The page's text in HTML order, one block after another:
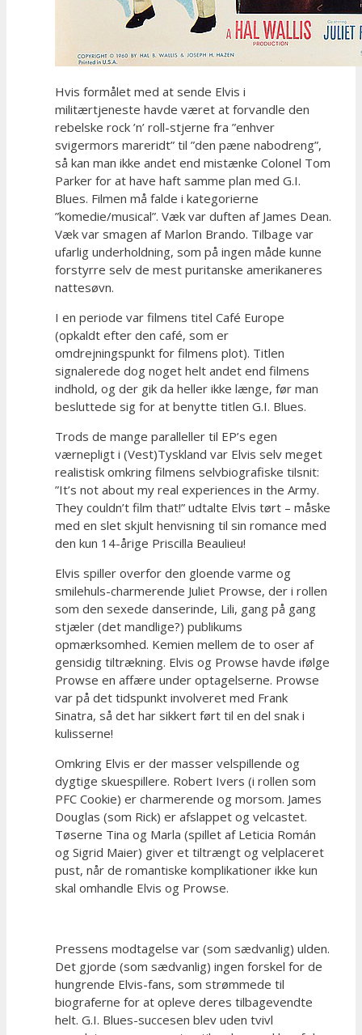
Hvis formålet med at sende Elvis i
militærtjeneste havde været at forvandle den
rebelske rock ’n’ roll-stjerne fra ”enhver
svigermors mareridt” til ”den pæne nabodreng”,
så kan man ikke andet end mistænke Colonel Tom
Parker for at have haft samme plan med G.I.
Blues. Filmen må falde i kategorierne
”komedie/musical”. Væk var duften af James Dean.
Væk var smagen af Marlon Brando. Tilbage var
ufarlig underholdning, som på ingen måde kunne
forstyrre selv de mest puritanske amerikaneres
nattesøvn.
I en periode var filmens titel Café Europe
(opkaldt efter den café, som er
omdrejningspunkt for filmens plot). Titlen
signalerede dog noget helt andet end filmens
indhold, og der gik da heller ikke længe, før man
besluttede sig for at benytte titlen G.I. Blues.
Trods de mange paralleller til EP’s egen
værnepligt i (Vest)Tyskland var Elvis selv meget
realistisk omkring filmens selvbiografiske tilsnit:
”It’s not about my real experiences in the Army.
They couldn’t film that!” udtalte Elvis tørt – måske
med en slet skjult henvisning til sin romance med
den kun 14-årige Priscilla Beaulieu!
Elvis spiller overfor den gloende varme og
smilehuls-charmerende Juliet Prowse, der i rollen
som den sexede danserinde, Lili, gang på gang
stjæler (det mandlige?) publikums
opmærksomhed. Kemien mellem de to oser af
gensidig tiltrækning. Elvis og Prowse havde ifølge
Prowse en affære under optagelserne. Prowse
var på det tidspunkt involveret med Frank
Sinatra, så det har sikkert ført til en del snak i
kulisserne!
Omkring Elvis er der masser velspillende og
dygtige skuespillere. Robert Ivers (i rollen som
PFC Cookie) er charmerende og morsom. James
Douglas (som Rick) er afslappet og velcastet.
Tøserne Tina og Marla (spillet af Leticia Román
og Sigrid Maier) giver et tiltrængt og velplaceret
pust, når de romantiske komplikationer ikke kun
skal omhandle Elvis og Prowse.
Pressens modtagelse var (som sædvanlig) ulden.
Det gjorde (som sædvanlig) ingen forskel for de
hungrende Elvis-fans, som strømmede til
biograferne for at opleve deres tilbagevendte
helt. G.I. Blues-succesen blev uden tvivl